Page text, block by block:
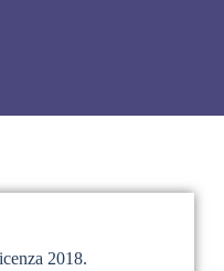
2018.